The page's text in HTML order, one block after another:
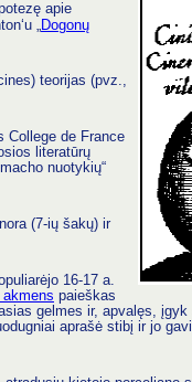
apie
„
Dogonų
teorijas (pvz.,
College de France
literatūrų
nuotykių“
(7-ių šakų) ir
16-17 a.
akmens paieškas
gelmes ir, apvalęs,
aprašė stibį ir jo